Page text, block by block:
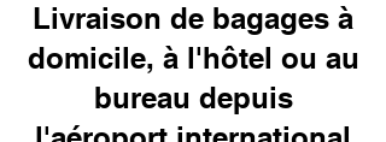
Livraison de bagages à
domicile, à l'hôtel ou au
bureau depuis